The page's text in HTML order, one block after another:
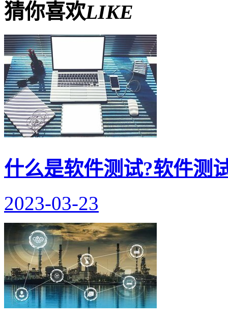
猜你喜欢LIKE
什么是软件测试?软件测
2023-03-23